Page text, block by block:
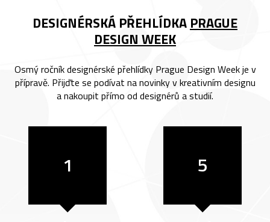
DESIGNÉRSKÁ PŘEHLÍDKA PRAGUE
DESIGN WEEK
Osmý ročník designérské přehlídky Prague Design Week je v
přípravě. Přijďte se podívat na novinky v kreativním designu
a nakoupit přímo od designérů a studií.
1 5